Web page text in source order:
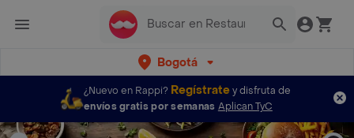
Bogotá
¿Nuevo en Rappi? Regístratey disfruta de
envíos gratis por semanas Aplican TyC